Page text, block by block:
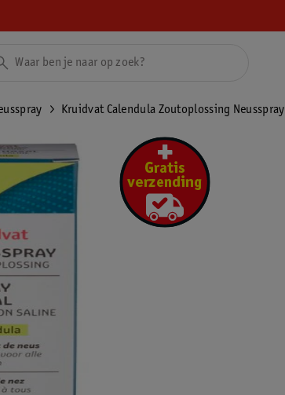
Kruidvat Calendula Zoutoplossing Neusspray